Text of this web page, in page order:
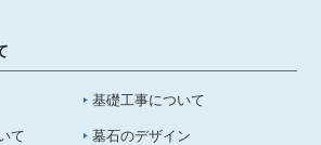
基礎工事について
て 墓石のデザイン